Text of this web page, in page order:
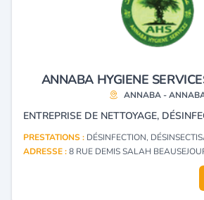
ANNABA HYGIENE
ANNABA -
PRESTATIONS : DÉSINFECTION,
ADRESSE :8 RUE DEMIS SALAH